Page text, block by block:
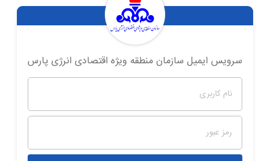
سرویس ایمیل سازمان منطقه ویژه اقتصادی انرژی پارس